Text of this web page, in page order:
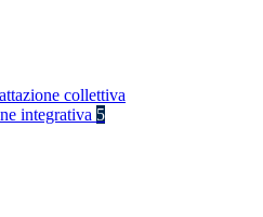
collettiva
integrativa 5